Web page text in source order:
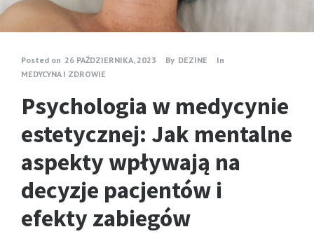
Posted on 26 PAŹDZIERNIKA, 2023 By DEZINE
In
MEDYCYNA I ZDROWIE
Psychologia w medycynie
estetycznej: Jak mentalne
aspekty wpływają na
decyzje pacjentów i
efekty zabiegów